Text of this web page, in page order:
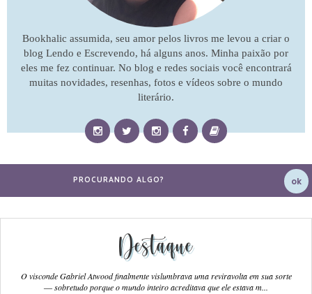
Bookhalic assumida, seu amor pelos livros me levou a criar o
blog Lendo e Escrevendo, há alguns anos. Minha paixão por
eles me fez continuar. No blog e redes sociais você encontrará
muitas novidades, resenhas, fotos e vídeos sobre o mundo
literário.
Destaque
O visconde Gabriel Atwood finalmente vislumbrava uma reviravolta em sua sorte
― sobretudo porque o mundo inteiro acreditava que ele estava m...